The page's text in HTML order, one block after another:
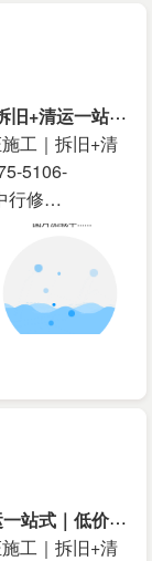
南
京雨中行】专业拆除团队｜持证施工｜拆旧+清运一站式｜低价透明！
工｜拆旧+清
5106-
行修…
南
京专业拆除团队｜持证施工｜拆旧+清运一站式｜低价透明！
工｜拆旧+清